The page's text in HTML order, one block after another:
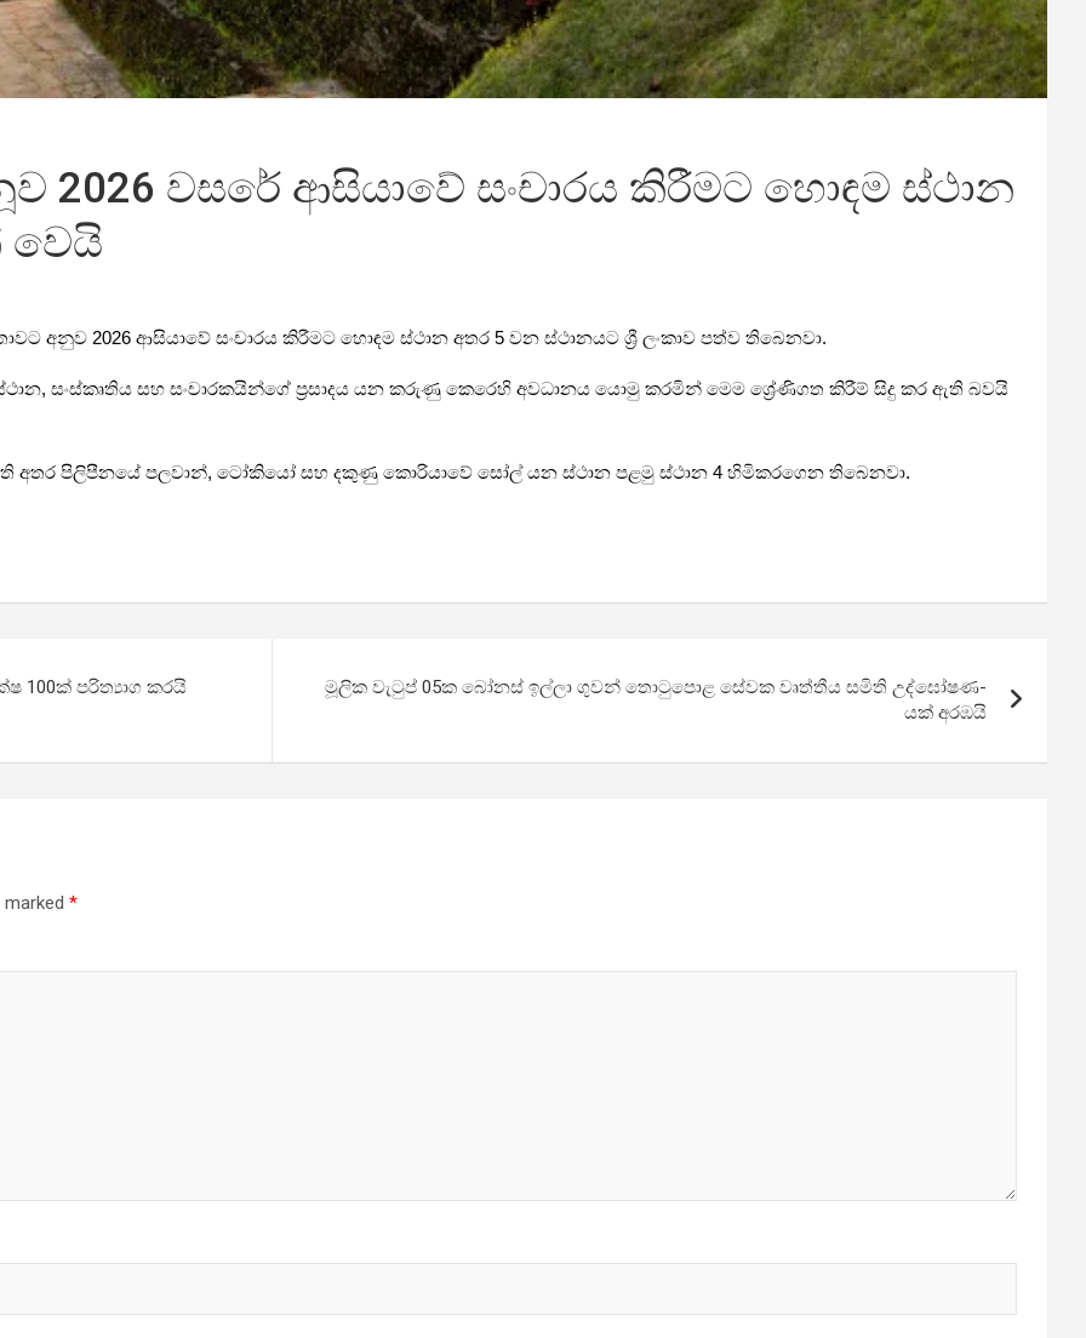
2026 වසරේ ආසියාවේ සංචාරය කිරීමට හොඳම ස්ථාන
වෙයි
අනුව 2026 ආසියාවේ සංචාරය කිරීමට හොඳම ස්ථාන අතර 5 වන ස්ථානයට ශ්‍රී ලංකාව පත්ව තිබෙනවා.
සංස්කෘතිය සහ සංචාරකයින්ගේ ප්‍රසාදය යන කරුණු කෙරෙහි අවධානය යොමු කරමින් මෙම ශ්‍රේණිගත කිරීම් සිදු කර ඇති බවයි
අතර පිලිපීනයේ පලවාන්, ටෝකියෝ සහ දකුණු කොරියාවේ සෝල් යන ස්ථාන පළමු ස්ථාන 4 හිමිකරගෙන තිබෙනවා.
100ක් පරිත්‍යාග කරයි
මූලික වැටුප් 05ක බෝනස් ඉල්ලා ගුවන් තොටු­පොළ සේවක වෘත්තීය සමිති උද්ඝෝ­ෂ­ණ­
යක් අරඹයි
marked *